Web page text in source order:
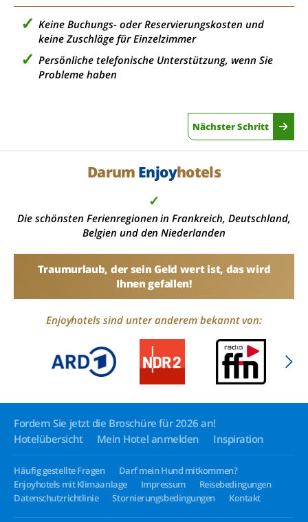
Keine Buchungs- oder Reservierungskosten und
keine Zuschläge für Einzelzimmer
Persönliche telefonische Unterstützung, wenn Sie
Probleme haben
Nächster Schritt
Darum Enjoyhotels
✓
Die schönsten Ferienregionen in Frankreich, Deutschland,
Belgien und den Niederlanden
Traumurlaub, der sein Geld wert ist, das wird
Ihnen gefallen!
Enjoyhotels sind unter anderem bekannt von:
Fordern Sie jetzt die Broschüre für 2026 an!
Hotelübersicht
Mein Hotel anmelden Inspiration
Häufig gestellte Fragen
Darf mein Hund mitkommen?
Enjoyhotels mit Klimaanlage
Impressum
Reisebedingungen
Datenschutzrichtlinie
Stornierungsbedingungen Kontakt